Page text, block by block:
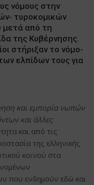
νόμους στην
τυροκομικών
μετά από τη
της Κυβέρνησης.
στήριξαν το νόμο-
ελπίδων τους για
και εμπορία νωπών
και άλλες
και από τις
της ελληνικής
κοινού στα
που ενδημούν εδώ και